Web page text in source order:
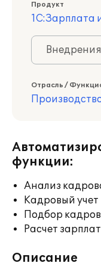
Продукт
1С:Зарплата
Отрасль /
функции:
Анализ
Кадровый учет
Подбор кадров
Расчет
Описание